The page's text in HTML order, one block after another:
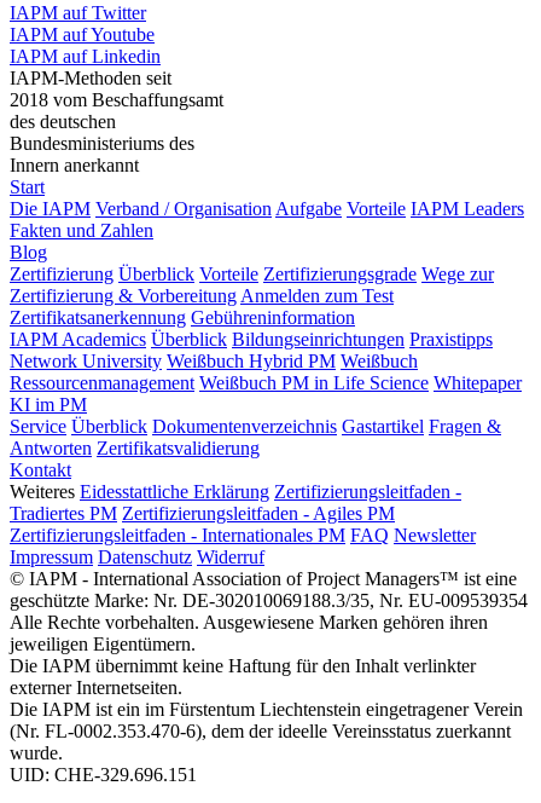
IAPM auf Twitter
IAPM auf Youtube
IAPM auf Linkedin
IAPM-Methoden seit
2018 vom Beschaffungsamt
des deutschen
Bundesministeriums des
Innern anerkannt
Start
Die IAPM Verband / Organisation Aufgabe Vorteile IAPM Leaders
Fakten und Zahlen
Blog
Zertifizierung Überblick Vorteile Zertifizierungsgrade Wege zur
Zertifizierung & Vorbereitung Anmelden zum Test
Zertifikatsanerkennung Gebühreninformation
IAPM Academics Überblick Bildungseinrichtungen Praxistipps
Network University Weißbuch Hybrid PM Weißbuch
Ressourcenmanagement Weißbuch PM in Life Science Whitepaper
KI im PM
Service Überblick Dokumentenverzeichnis Gastartikel Fragen &
Antworten Zertifikatsvalidierung
Kontakt
Weiteres Eidesstattliche Erklärung Zertifizierungsleitfaden -
Tradiertes PM Zertifizierungsleitfaden - Agiles PM
Zertifizierungsleitfaden - Internationales PM FAQ Newsletter
Impressum Datenschutz Widerruf
© IAPM - International Association of Project Managers™ ist eine
geschützte Marke: Nr. DE-302010069188.3/35, Nr. EU-009539354
Alle Rechte vorbehalten. Ausgewiesene Marken gehören ihren
jeweiligen Eigentümern.
Die IAPM übernimmt keine Haftung für den Inhalt verlinkter
externer Internetseiten.
Die IAPM ist ein im Fürstentum Liechtenstein eingetragener Verein
(Nr. FL-0002.353.470-6), dem der ideelle Vereinsstatus zuerkannt
wurde.
UID: CHE-329.696.151